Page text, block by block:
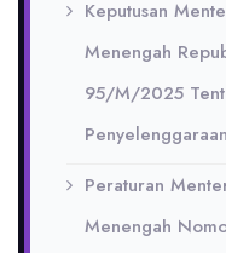
Keputusan
Menengah
95/M/2025
Peraturan
Menengah